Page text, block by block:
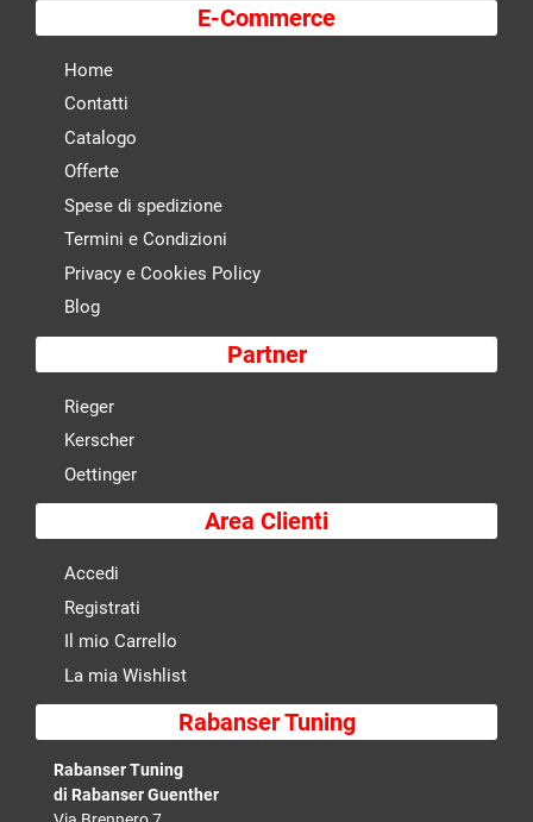
E-Commerce
Home
Contatti
Catalogo
Offerte
Spese di spedizione
Termini e Condizioni
Privacy e Cookies Policy
Blog
Partner
Rieger
Kerscher
Oettinger
Area Clienti
Accedi
Registrati
Il mio Carrello
La mia Wishlist
Rabanser Tuning
Rabanser Tuning
di Rabanser Guenther